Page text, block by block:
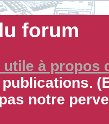
forum
utile à propos
notre